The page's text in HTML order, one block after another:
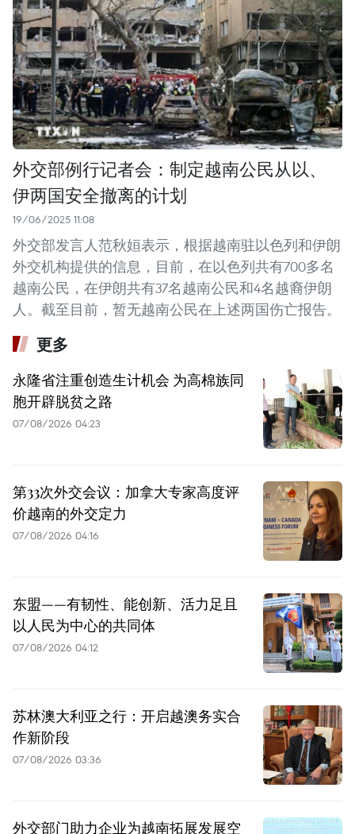
外交部例行记者会：制定越南公民从以、
伊两国安全撤离的计划
19/06/2025 11:08
外交部发言人范秋姮表示，根据越南驻以色列和伊朗
外交机构提供的信息，目前，在以色列共有700多名
越南公民，在伊朗共有37名越南公民和4名越裔伊朗
人。截至目前，暂无越南公民在上述两国伤亡报告。
更多
永隆省注重创造生计机会 为高棉族同
胞开辟脱贫之路
07/08/2026 04:23
第33次外交会议：加拿大专家高度评
价越南的外交定力
07/08/2026 04:16
东盟——有韧性、能创新、活力足且
以人民为中心的共同体
07/08/2026 04:12
苏林澳大利亚之行：开启越澳务实合
作新阶段
07/08/2026 03:36
外交部门助力企业为越南拓展发展空